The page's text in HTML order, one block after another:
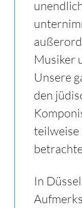
Musiker
Unsere
den
teilweise
In